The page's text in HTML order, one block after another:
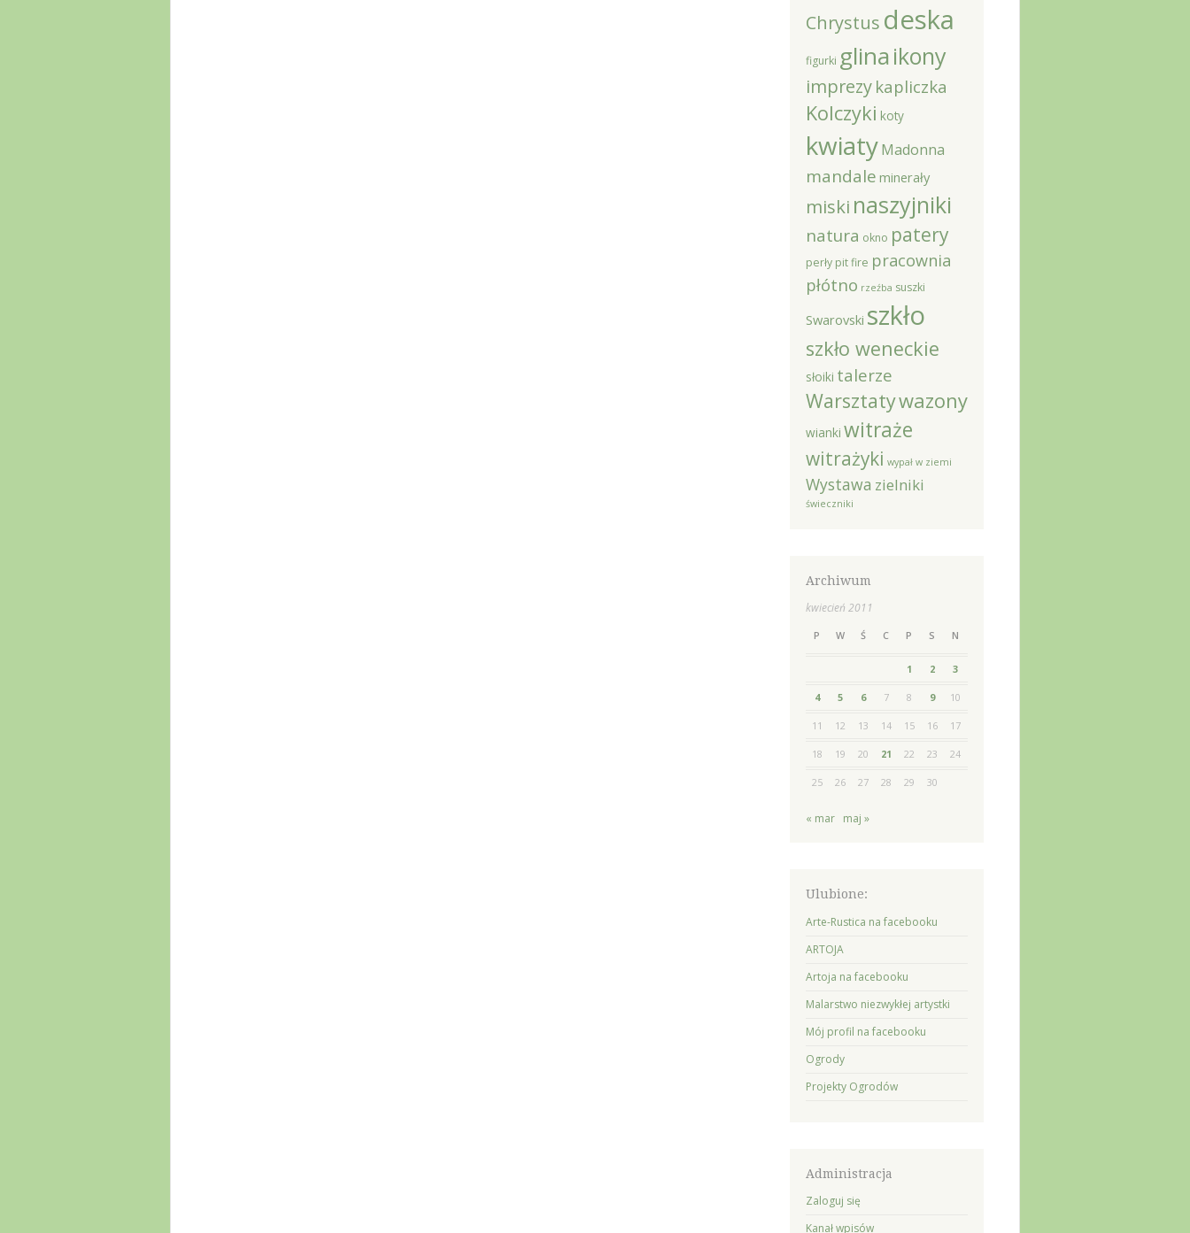
Chrystus deska
figurki glinaikony
imprezy kapliczka
Kolczyki koty
kwiaty Madonna
mandale minerały
miski naszyjniki
natura okno patery
perły pit fire pracownia
płótno rzeźba suszki
Swarovski szkło
szkło weneckie
słoiki talerze
Warsztatywazony
wianki witraże
witrażyki wypał w ziemi
Wystawa zielniki
świeczniki
Archiwum
kwiecień 2011
P W Ś C P S N
1 2 3
4 5 6 7 8 9 10
11 12 13 14 15 16 17
18 19 20 21 22 23 24
25 26 27 28 29 30
« mar maj »
Ulubione:
Arte-Rustica na facebooku
ARTOJA
Artoja na facebooku
Malarstwo niezwykłej artystki
Mój profil na facebooku
Ogrody
Projekty Ogrodów
Administracja
Zaloguj się
Kanał wpisów